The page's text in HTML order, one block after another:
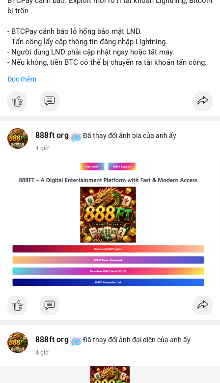
thể dao động nhẹ khi xuất hiện dòng tiền lớn, nhưng chưa đủ
chuyển tiếp theo.
Lời khuyên:
Nhà đầu tư nhỏ lẻ nên theo dõi sát các giao dịch tiếp theo từ
cùng địa chỉ ví nguồn để xác định xu hướng rõ ràng hơn. Tránh
hành động vội vàng dựa trên một giao dịch đơn lẻ, hãy kết hợp
định hợp lý.
#mucgia64963
bị trốn
- BTCPay cảnh báo lỗ hổng bảo mật LND.
- Tấn công lấy cắp thông tin đăng nhập Lightning.
- Người dùng LND phải cập nhật ngay hoặc tắt máy.
- Nếu không, tiền BTC có thể bị chuyển ra tài khoản tấn công.
#vlikevn #titanbot
Đọc thêm
888ft org Đã thay đổi ảnh bìa của anh ấy
4 giờ
888ft org Đã thay đổi ảnh đại diện của anh ấy
4 giờ